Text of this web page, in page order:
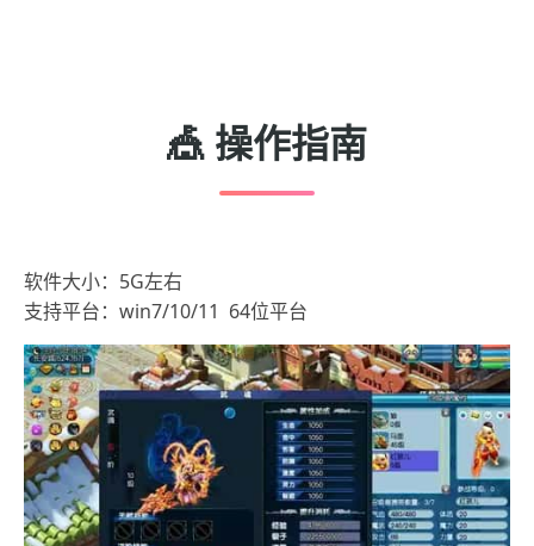
🎪 操作指南
软件大小：5G左右
支持平台：win7/10/11 64位平台